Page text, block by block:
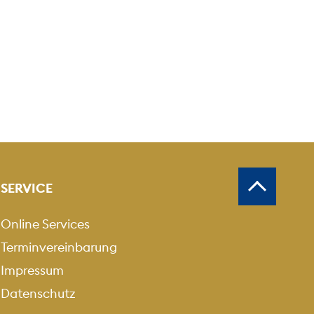
SERVICE
Online Services
Terminvereinbarung
Impressum
Datenschutz